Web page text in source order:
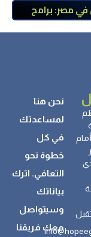
مصر: برامج
تحت إشراف
أمام
نحن هنا
لمساعدتك
في كل
خطوة نحو
التعافي. اترك
بياناتك
وسيتواصل
معك فريقنا